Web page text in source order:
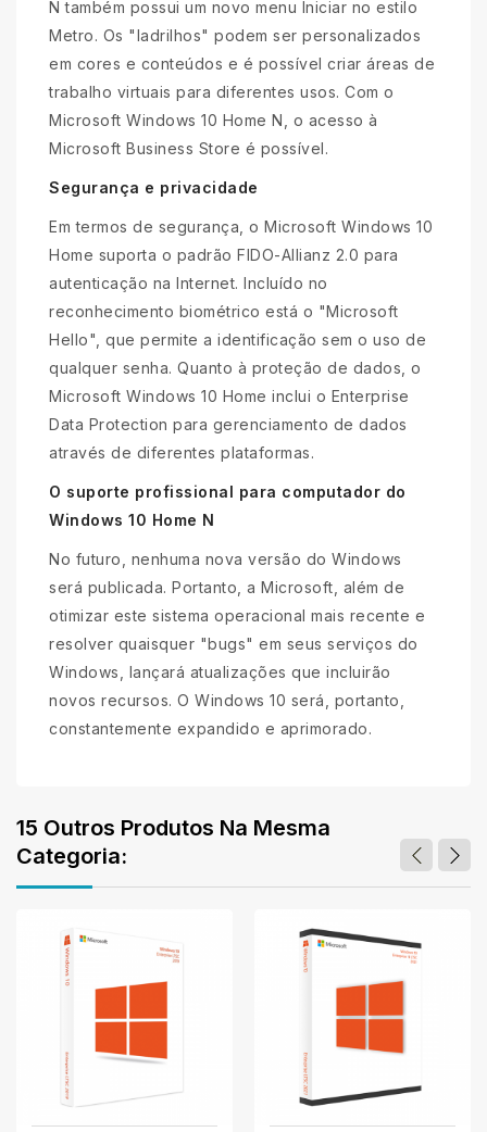
N também possui um novo menu Iniciar no estilo
Metro. Os "ladrilhos" podem ser personalizados
em cores e conteúdos e é possível criar áreas de
trabalho virtuais para diferentes usos. Com o
Microsoft Windows 10 Home N, o acesso à
Microsoft Business Store é possível.
Segurança e privacidade
Em termos de segurança, o Microsoft Windows 10
Home suporta o padrão FIDO-Allianz 2.0 para
autenticação na Internet. Incluído no
reconhecimento biométrico está o "Microsoft
Hello", que permite a identificação sem o uso de
qualquer senha. Quanto à proteção de dados, o
Microsoft Windows 10 Home inclui o Enterprise
Data Protection para gerenciamento de dados
através de diferentes plataformas.
O suporte profissional para computador do
Windows 10 Home N
No futuro, nenhuma nova versão do Windows
será publicada. Portanto, a Microsoft, além de
otimizar este sistema operacional mais recente e
resolver quaisquer "bugs" em seus serviços do
Windows, lançará atualizações que incluirão
novos recursos. O Windows 10 será, portanto,
constantemente expandido e aprimorado.
15 Outros Produtos Na Mesma
Categoria: